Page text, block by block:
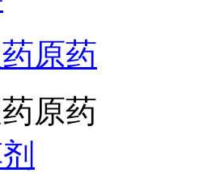
原药
原药